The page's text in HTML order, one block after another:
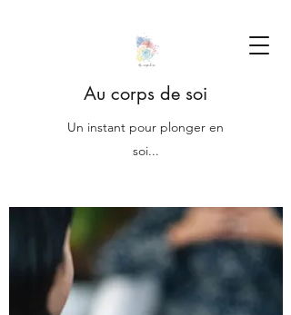
Au corps de soi
Un instant pour plonger en
soi...